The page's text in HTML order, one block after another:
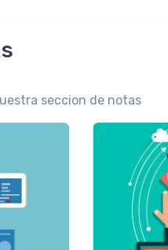
seccion de notas